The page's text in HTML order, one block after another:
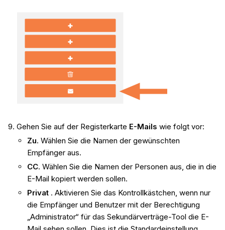
Gehen Sie auf der Registerkarte E-Mails wie folgt vor:
Zu. Wählen Sie die Namen der gewünschten
Empfänger aus.
CC. Wählen Sie die Namen der Personen aus, die in die
E-Mail kopiert werden sollen.
Privat. Aktivieren Sie das Kontrollkästchen, wenn nur
die Empfänger und Benutzer mit der Berechtigung
„Administrator“ für das Sekundärverträge-Tool die E-